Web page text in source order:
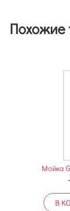
Похожие
Мойка
В